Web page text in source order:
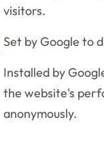
visitors.
Set by Google to
Installed by
the website's
anonymously.